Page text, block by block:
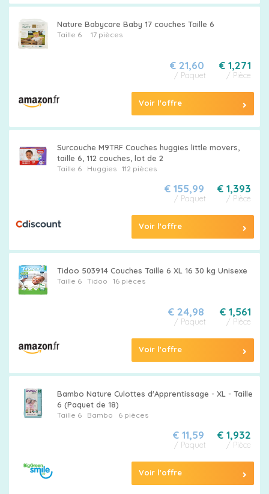
Nature Babycare Baby 17 couches Taille 6
Taille 617 pièces
€ 1,271
/ Pièce
€ 21,60
/ Paquet
Voir l'offre
Surcouche M9TRF Couches huggies little movers,
taille 6, 112 couches, lot de 2
Taille 6 Huggies112 pièces
€ 1,393
/ Pièce
€ 155,99
/ Paquet
Voir l'offre
Tidoo 503914 Couches Taille 6 XL 16 30 kg Unisexe
Taille 6 Tidoo 16 pièces
€ 1,561
/ Pièce
€ 24,98
/ Paquet
Voir l'offre
Bambo Nature Culottes d'Apprentissage - XL - Taille
6 (Paquet de 18)
Taille 6 Bambo 6 pièces
€ 1,932
/ Pièce
€ 11,59
/ Paquet
Voir l'offre